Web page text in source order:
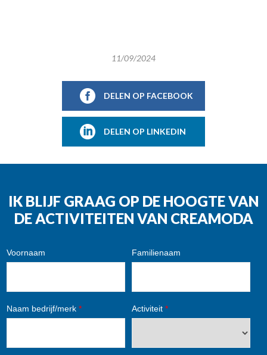
11/09/2024
DELEN OP FACEBOOK
DELEN OP LINKEDIN
IK BLIJF GRAAG OP DE HOOGTE VAN
DE ACTIVITEITEN VAN CREAMODA
Voornaam Familienaam
Naam bedrijf/merk * Activiteit *